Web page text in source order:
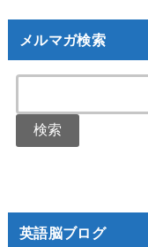
メルマガ検索
英語脳ブログ